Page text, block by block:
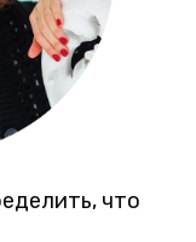
что